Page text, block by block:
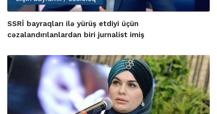
SSRİ bayraqları ilə yürüş etdiyi üçün
cəzalandırılanlardan biri jurnalist imiş